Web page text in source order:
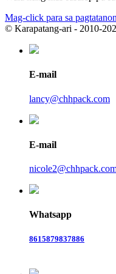
Mag-click para sa
© Karapatang-ari - 2010-
E-mail
lancy@chhpack.com
E-mail
Whatsapp
8615879837886